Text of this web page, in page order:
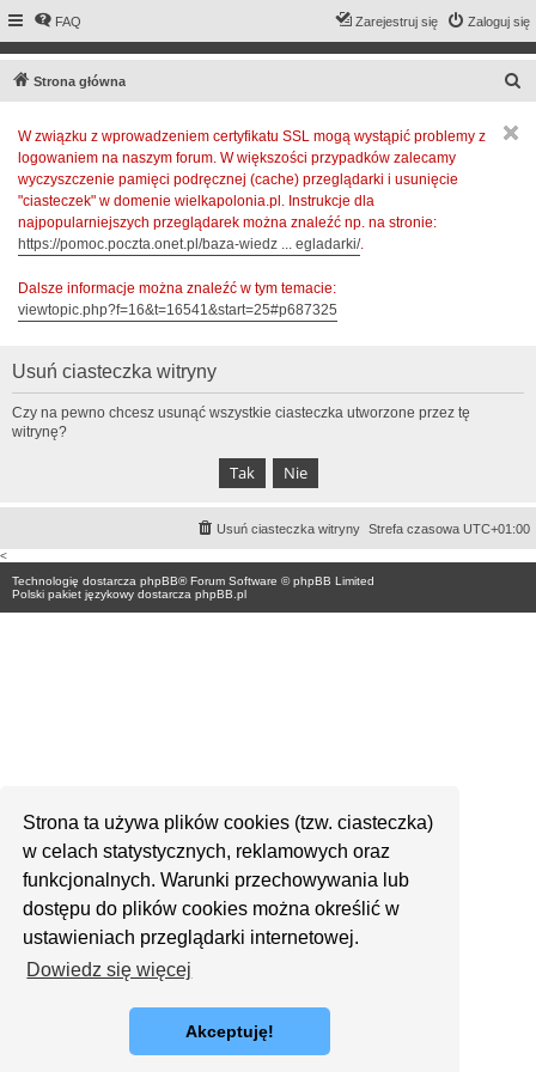
Strona ta używa plików cookies (tzw. ciasteczka)
w celach statystycznych, reklamowych oraz
funkcjonalnych. Warunki przechowywania lub
dostępu do plików cookies można określić w
ustawieniach przeglądarki internetowej.
Dowiedz się więcej
Akceptuję!
FAQ Zaloguj się
Zarejestruj się
Strona główna
W związku z wprowadzeniem certyfikatu SSL mogą wystąpić problemy z
logowaniem na naszym forum. W większości przypadków zalecamy
wyczyszczenie pamięci podręcznej (cache) przeglądarki i usunięcie
"ciasteczek" w domenie wielkapolonia.pl. Instrukcje dla
najpopularniejszych przeglądarek można znaleźć np. na stronie:
https://pomoc.poczta.onet.pl/baza-wiedz ... egladarki/.
Dalsze informacje można znaleźć w tym temacie:
viewtopic.php?f=16&t=16541&start=25#p687325
Usuń ciasteczka witryny
Czy na pewno chcesz usunąć wszystkie ciasteczka utworzone przez tę
witrynę?
Strefa czasowa UTC+01:00
Usuń ciasteczka witryny
<
Technologię dostarcza phpBB® Forum Software © phpBB Limited
Polski pakiet językowy dostarcza phpBB.pl